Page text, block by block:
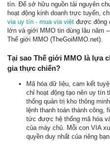
tín. Để sở hữu nguồn tài nguyên
hoạt động kinh doanh trực tuyến,
via uy tín - mua via việt được đông
lớn và giới MMO tin dùng lâu năm
Thế giới MMO (TheGoiMMO.net).
Tại sao Thế giới MMO là lựa
gia thực chiến?
Mã hóa dữ liệu, cam kết
chỉ hoạt động tạo nên uy tín
thống quản trị kho thông
lệnh thanh toán thành công,
tức được hệ thống mã hóa
của máy chủ. Mỗi con VIA
quyền duy nhất của riêng